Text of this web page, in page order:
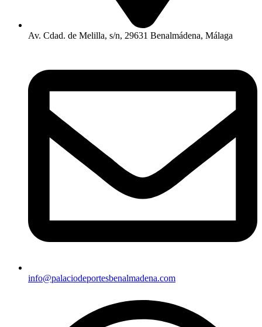
Av. Cdad. de Melilla, s/n, 29631 Benalmádena, Málaga
info@palaciodeportesbenalmadena.com